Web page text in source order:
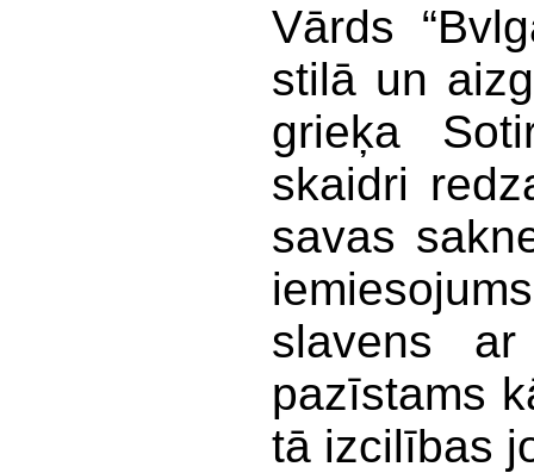
Vārds
stilā un
grieķa
skaidri
savas
slavens
pazīstams
tā izcilības